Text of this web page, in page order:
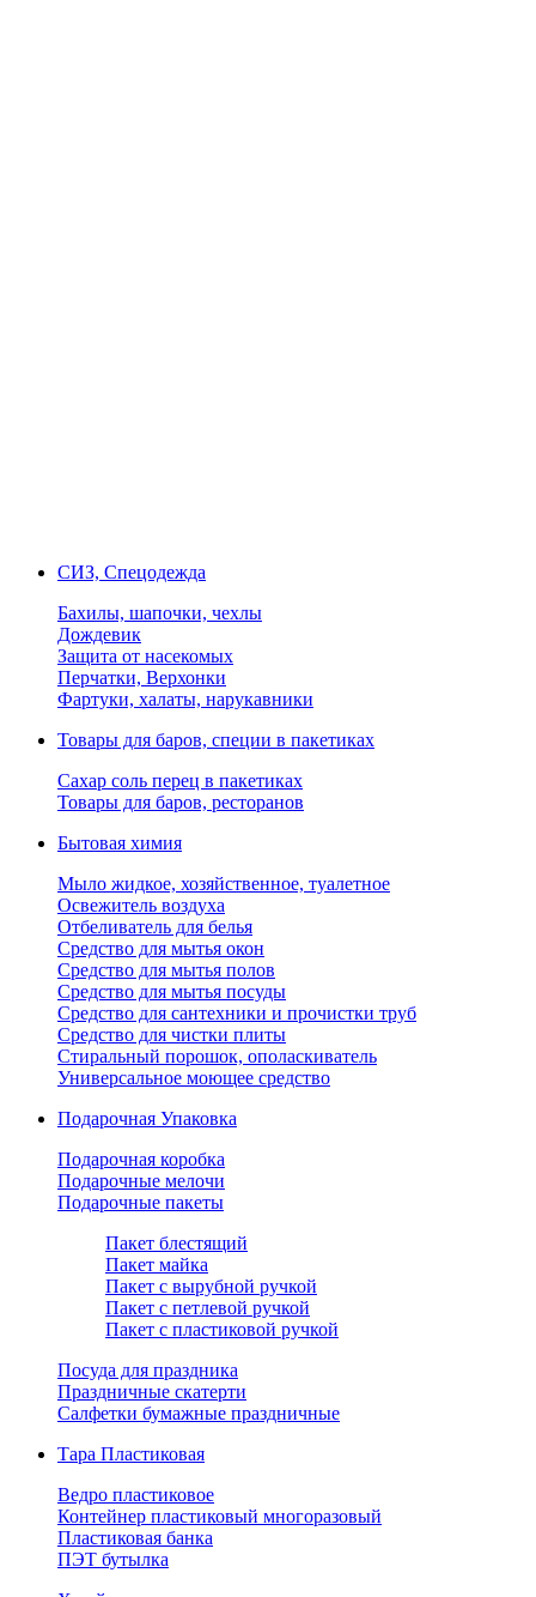
СИЗ, Спецодежда
Бахилы, шапочки, чехлы
Дождевик
Защита от насекомых
Перчатки, Верхонки
Фартуки, халаты, нарукавники
Товары для баров, специи в пакетиках
Сахар соль перец в пакетиках
Товары для баров, ресторанов
Бытовая химия
Мыло жидкое, хозяйственное, туалетное
Освежитель воздуха
Отбеливатель для белья
Средство для мытья окон
Средство для мытья полов
Средство для мытья посуды
Средство для сантехники и прочистки труб
Средство для чистки плиты
Стиральный порошок, ополаскиватель
Универсальное моющее средство
Подарочная Упаковка
Подарочная коробка
Подарочные мелочи
Подарочные пакеты
Пакет блестящий
Пакет майка
Пакет с вырубной ручкой
Пакет с петлевой ручкой
Пакет с пластиковой ручкой
Посуда для праздника
Праздничные скатерти
Салфетки бумажные праздничные
Тара Пластиковая
Ведро пластиковое
Контейнер пластиковый многоразовый
Пластиковая банка
ПЭТ бутылка